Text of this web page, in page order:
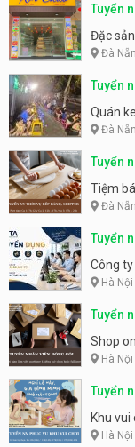
Tuyển
Nẵng
Đặc
Đà
Tuyển
Quán
Đà
Tuyển
Tiệm
Đà
Tuyển
Công ty
Hà Nội
Tuyển
Shop
Hà Nội
Tuyển
động
Khu
Hà Nội